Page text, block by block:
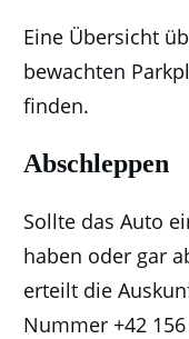
Eine Übersicht
bewachten
finden.
Abschleppen
Sollte das Auto
haben oder gar
erteilt die
Nummer +42